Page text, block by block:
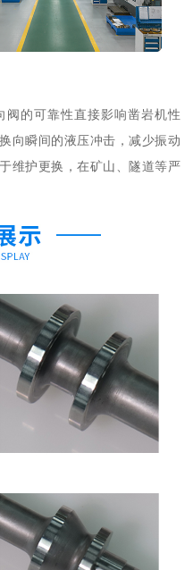
的可靠性直接影响凿岩机性
向瞬间的液压冲击，减少振动
维护更换，在矿山、隧道等严